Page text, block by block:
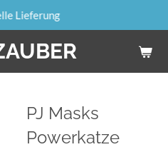
Lieferung
PJ Masks
Powerkatze